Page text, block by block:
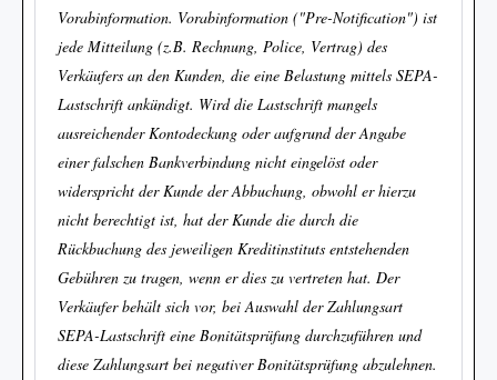
Vorabinformation. Vorabinformation ("Pre-Notification") ist
jede Mitteilung (z.B. Rechnung, Police, Vertrag) des
Verkäufers an den Kunden, die eine Belastung mittels SEPA-
Lastschrift ankündigt. Wird die Lastschrift mangels
ausreichender Kontodeckung oder aufgrund der Angabe
einer falschen Bankverbindung nicht eingelöst oder
widerspricht der Kunde der Abbuchung, obwohl er hierzu
nicht berechtigt ist, hat der Kunde die durch die
Rückbuchung des jeweiligen Kreditinstituts entstehenden
Gebühren zu tragen, wenn er dies zu vertreten hat. Der
Verkäufer behält sich vor, bei Auswahl der Zahlungsart
SEPA-Lastschrift eine Bonitätsprüfung durchzuführen und
diese Zahlungsart bei negativer Bonitätsprüfung abzulehnen.